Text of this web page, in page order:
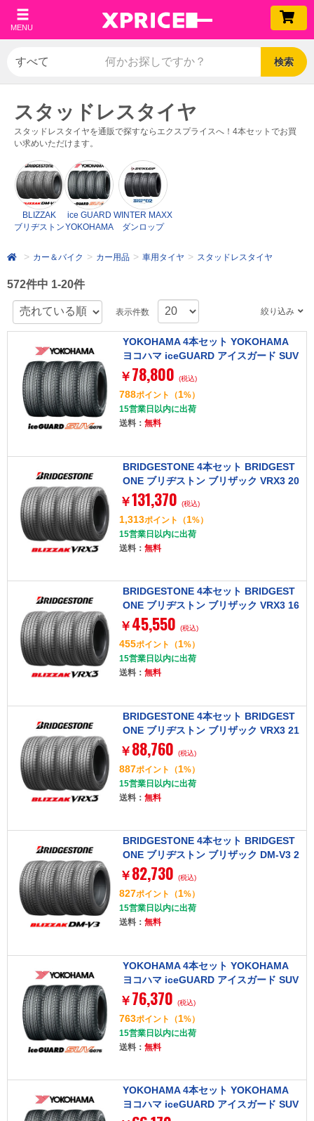
MENU
検索
スタッドレスタイヤ
スタッドレスタイヤを通販で探すならエクスプライスへ！4本セットでお買
い求めいただけます。
BLIZZAK
ブリヂストン
ice GUARD
YOKOHAMA
WINTER MAXX
ダンロップ
カー＆バイク カー用品 車用タイヤ スタッドレスタイヤ
572件中 1-20件
表示件数 絞り込み
YOKOHAMA 4本セット YOKOHAMA
ヨコハマ iceGUARD アイスガード SUV
G075 225/60R17 99Q タイヤ単品
￥ 78,800 (税込)
788ポイント （1%）
15営業日以内に出荷
送料： 無料
BRIDGESTONE 4本セット BRIDGEST
ONE ブリヂストン ブリザック VRX3 20
5/50R17 93Q XL タイヤ単品
￥131,370 (税込)
1,313ポイント （1%）
15営業日以内に出荷
送料： 無料
BRIDGESTONE 4本セット BRIDGEST
ONE ブリヂストン ブリザック VRX3 16
5/65R13 77Q タイヤ単品
￥ 45,550 (税込)
455ポイント （1%）
15営業日以内に出荷
送料： 無料
BRIDGESTONE 4本セット BRIDGEST
ONE ブリヂストン ブリザック VRX3 21
5/70R16 100Q タイヤ単品
￥ 88,760 (税込)
887ポイント （1%）
15営業日以内に出荷
送料： 無料
BRIDGESTONE 4本セット BRIDGEST
ONE ブリヂストン ブリザック DM-V3 2
25/70R16 103Q タイヤ単品
￥ 82,730 (税込)
827ポイント （1%）
15営業日以内に出荷
送料： 無料
YOKOHAMA 4本セット YOKOHAMA
ヨコハマ iceGUARD アイスガード SUV
G075 215/65R17 99Q タイヤ単品
￥ 76,370 (税込)
763ポイント （1%）
15営業日以内に出荷
送料： 無料
YOKOHAMA 4本セット YOKOHAMA
ヨコハマ iceGUARD アイスガード SUV
G075 235/70R16 106Q タイヤ単品